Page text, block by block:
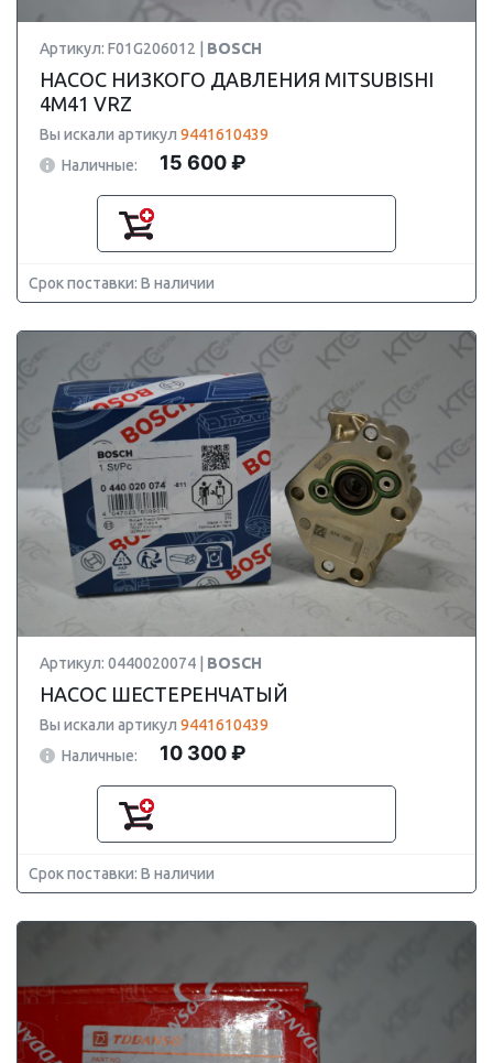
Артикул: F01G206012 | BOSCH
НАСОС НИЗКОГО ДАВЛЕНИЯ MITSUBISHI
4M41 VRZ
Вы искали артикул 9441610439
Наличные:
15 600 ₽
Срок поставки: В наличии
Артикул: 0440020074 | BOSCH
НАСОС ШЕСТЕРЕНЧАТЫЙ
Вы искали артикул 9441610439
Наличные:
10 300 ₽
Срок поставки: В наличии